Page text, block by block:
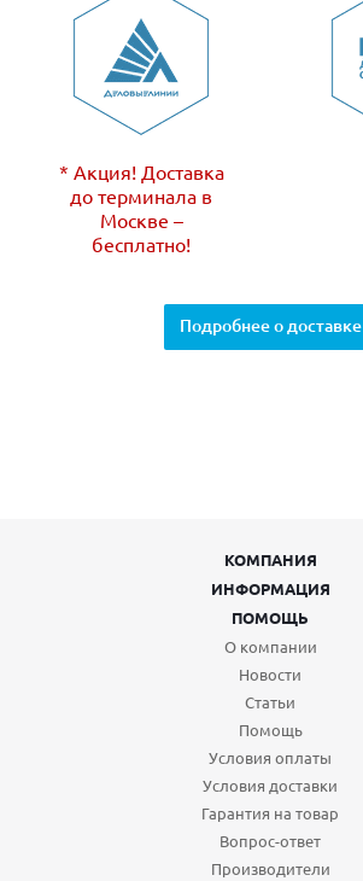
* Акция! Доставка
до терминала в
Москве –
бесплатно!
Подробнее о доставке
КОМПАНИЯ
ИНФОРМАЦИЯ
ПОМОЩЬ
О компании
Новости
Статьи
Помощь
Условия оплаты
Условия доставки
Гарантия на товар
Вопрос-ответ
Производители